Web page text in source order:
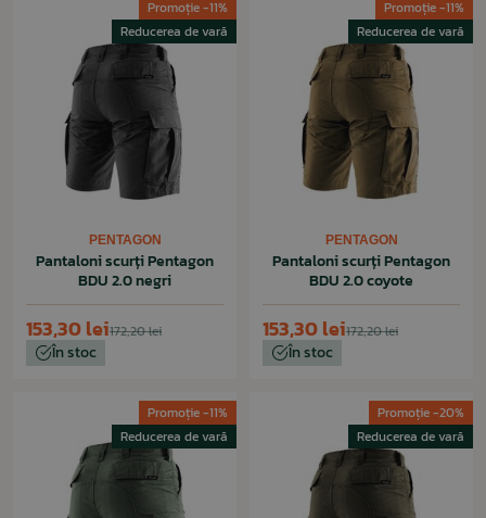
Promoție -11%
Reducerea de vară
PENTAGON
Pantaloni scurți Pentagon
BDU 2.0 negri
172,20 lei
153,30 lei
În stoc
Promoție -11%
Reducerea de vară
PENTAGON
Pantaloni scurți Pentagon
BDU 2.0 coyote
172,20 lei
153,30 lei
În stoc
Promoție -11%
Reducerea de vară
Promoție -20%
Reducerea de vară